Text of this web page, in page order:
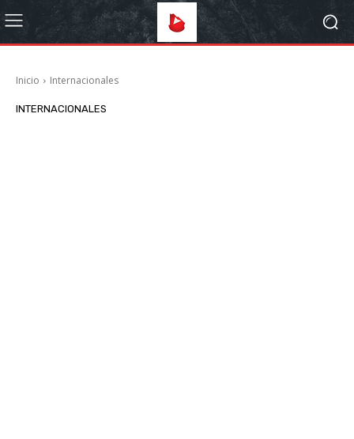
Inicio Internacionales
INTERNACIONALES